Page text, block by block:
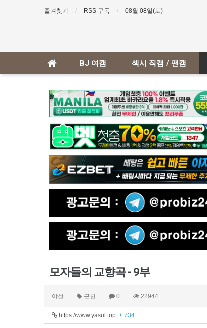
즐겨찾기 RSS 구독 08월 08일(토)
BJ 여캠 섹시 직캠 / 팬캠
모자들의 교향곡 - 9부
야설 근친 0 22944
https://www.yasul.top + 734